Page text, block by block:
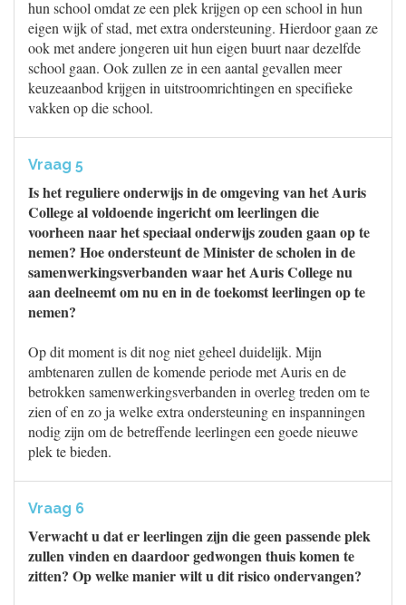
hun school omdat ze een plek krijgen op een school in hun
eigen wijk of stad, met extra ondersteuning. Hierdoor gaan ze
ook met andere jongeren uit hun eigen buurt naar dezelfde
school gaan. Ook zullen ze in een aantal gevallen meer
keuzeaanbod krijgen in uitstroomrichtingen en specifieke
vakken op die school.
Vraag 5
Is het reguliere onderwijs in de omgeving van het Auris
College al voldoende ingericht om leerlingen die
voorheen naar het speciaal onderwijs zouden gaan op te
nemen? Hoe ondersteunt de Minister de scholen in de
samenwerkingsverbanden waar het Auris College nu
aan deelneemt om nu en in de toekomst leerlingen op te
nemen?
Op dit moment is dit nog niet geheel duidelijk. Mijn
ambtenaren zullen de komende periode met Auris en de
betrokken samenwerkingsverbanden in overleg treden om te
zien of en zo ja welke extra ondersteuning en inspanningen
nodig zijn om de betreffende leerlingen een goede nieuwe
plek te bieden.
Vraag 6
Verwacht u dat er leerlingen zijn die geen passende plek
zullen vinden en daardoor gedwongen thuis komen te
zitten? Op welke manier wilt u dit risico ondervangen?